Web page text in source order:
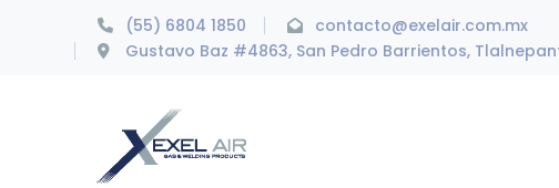
(55) 6804 1850
contacto@exelair.com.mx
Gustavo Baz #4863, San Pedro Barrientos,